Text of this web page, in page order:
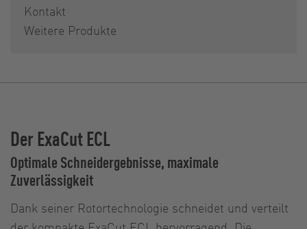
Kontakt
Weitere Produkte
Der ExaCut ECL
Optimale Schneidergebnisse, maximale
Zuverlässigkeit
Dank seiner Rotortechnologie schneidet und verteilt